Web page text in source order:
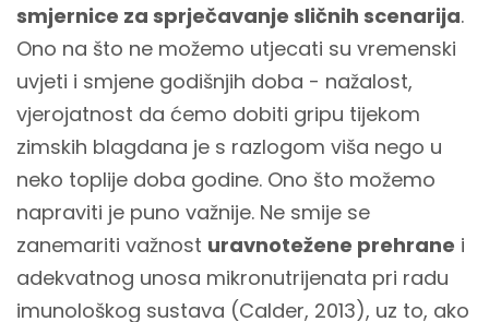
smjernice za sprječavanje sličnih scenarija.
Ono na što ne možemo utjecati su vremenski
uvjeti i smjene godišnjih doba - nažalost,
vjerojatnost da ćemo dobiti gripu tijekom
zimskih blagdana je s razlogom viša nego u
neko toplije doba godine. Ono što možemo
napraviti je puno važnije. Ne smije se
zanemariti važnost uravnotežene prehrane i
adekvatnog unosa mikronutrijenata pri radu
imunološkog sustava (Calder, 2013), uz to, ako